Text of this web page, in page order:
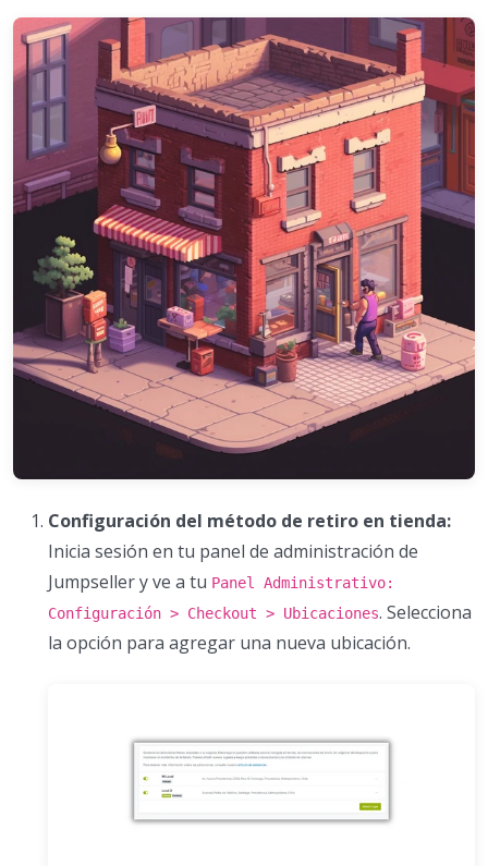
Configuración del método de retiro en tienda:
Inicia sesión en tu panel de administración de
Jumpseller y ve a tu Panel Administrativo:
Configuración > Checkout > Ubicaciones. Selecciona
la opción para agregar una nueva ubicación.